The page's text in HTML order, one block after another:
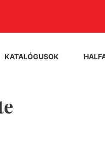
KATALÓGUSOK